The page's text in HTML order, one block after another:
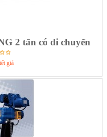
2 tấn có di chuyển
giá